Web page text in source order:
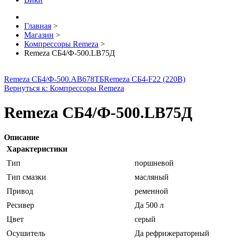
Главная >
Магазин >
Компрессоры Remeza >
Remeza СБ4/Ф-500.LB75Д
Remeza СБ4/Ф-500.AB678ТБRemeza СБ4-F22 (220В)
Вернуться к: Компрессоры Remeza
Remeza СБ4/Ф-500.LB75Д
Описание
Характеристики
Тип
поршневой
Тип смазки
масляный
Привод
ременной
Ресивер
Да 500 л
Цвет
серый
Осушитель
Да рефрижераторный